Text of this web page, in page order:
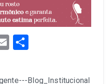
Email